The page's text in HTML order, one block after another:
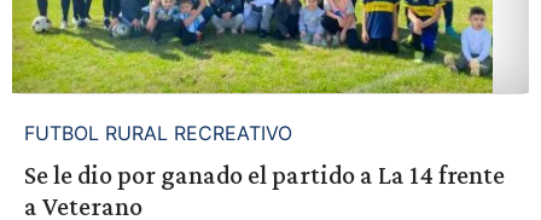
FUTBOL RURAL RECREATIVO
Se le dio por ganado el partido a La 14 frente
a Veterano